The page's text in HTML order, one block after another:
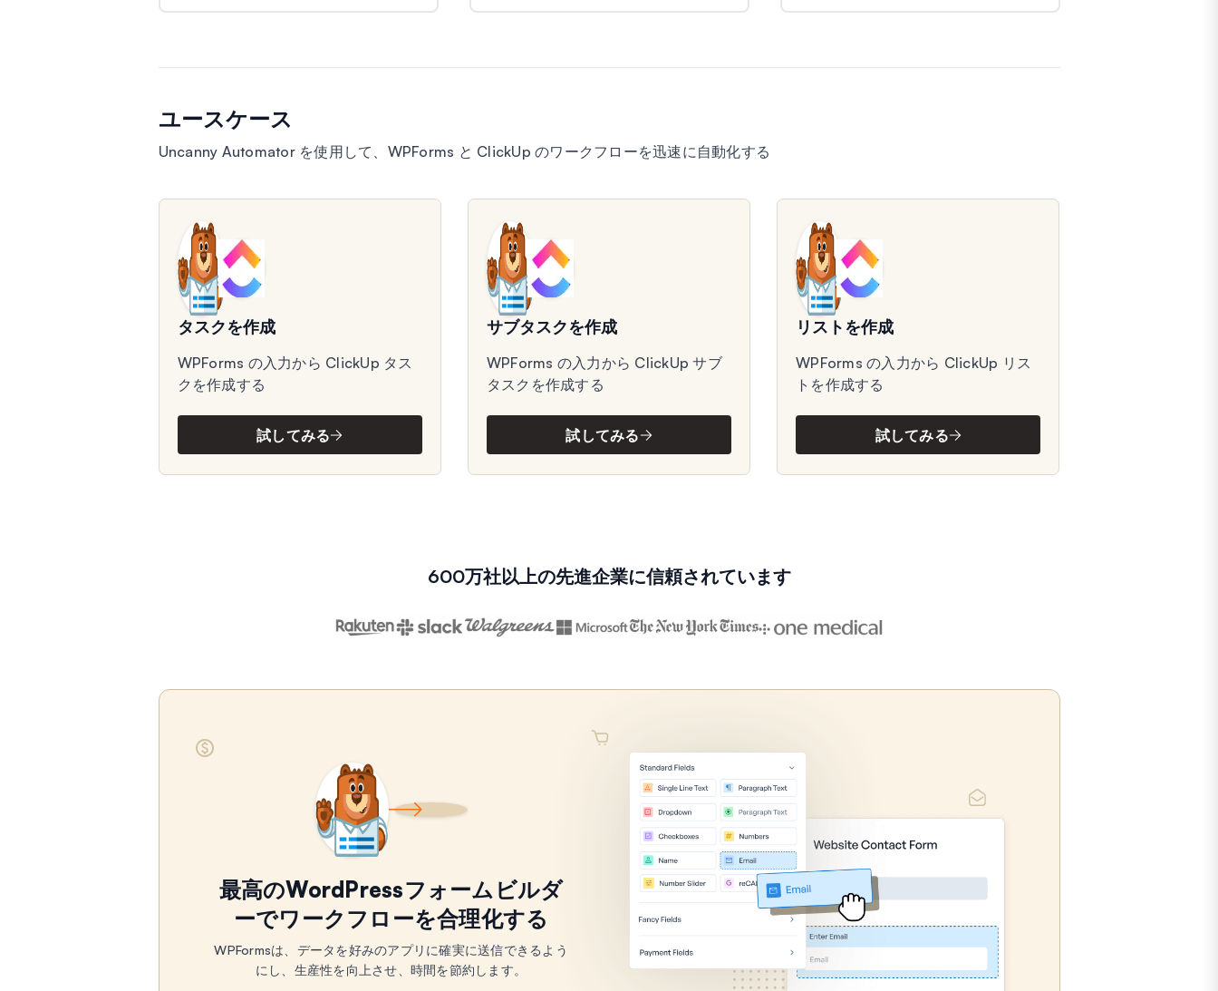
ユースケース
Uncanny Automator を使用して、WPForms と ClickUp のワークフローを迅速に自動化する
タスクを作成
WPForms の入力から ClickUp タス
クを作成する
試してみる
サブタスクを作成
WPForms の入力から ClickUp サブ
タスクを作成する
試してみる
リストを作成
WPForms の入力から ClickUp リス
トを作成する
試してみる
600万社以上の先進企業に信頼されています
最高のWordPressフォームビルダ
ーでワークフローを合理化する
WPFormsは、データを好みのアプリに確実に送信できるよう
にし、生産性を向上させ、時間を節約します。